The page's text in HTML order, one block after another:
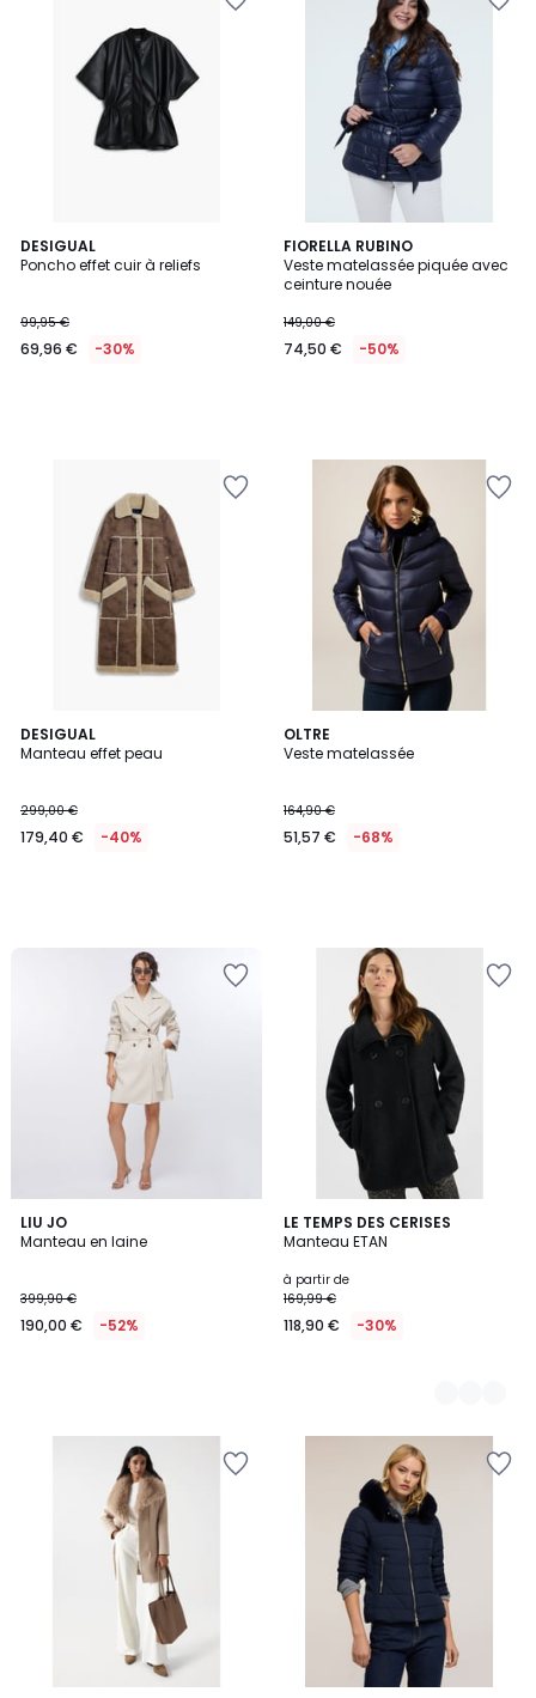
DESIGUAL
Poncho effet cuir à reliefs
99,95 €
69,96 € -30%
FIORELLA RUBINO
Veste matelassée piquée avec
ceinture nouée
149,00 €
74,50 € -50%
DESIGUAL
Manteau effet peau
299,00 €
179,40 € -40%
OLTRE
Veste matelassée
164,90 €
51,57 € -68%
LIU JO
Manteau en laine
399,90 €
190,00 € -52%
LE TEMPS DES CERISES
Manteau ETAN
à partir de
169,99 €
118,90 € -30%
2
Couleurs